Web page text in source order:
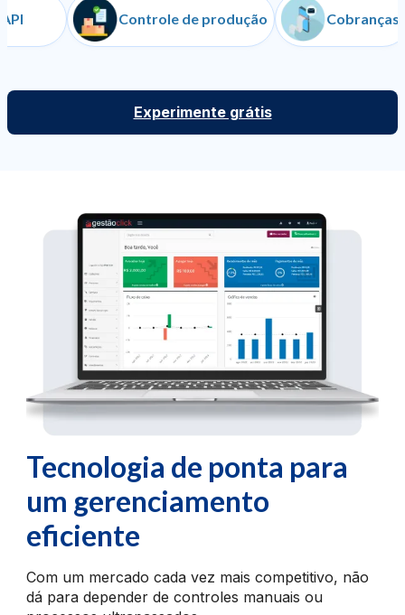
Controle de produção
Experimente grátis
Tecnologia de ponta para
um gerenciamento
eficiente
Com um mercado cada vez mais competitivo, não
dá para depender de controles manuais ou